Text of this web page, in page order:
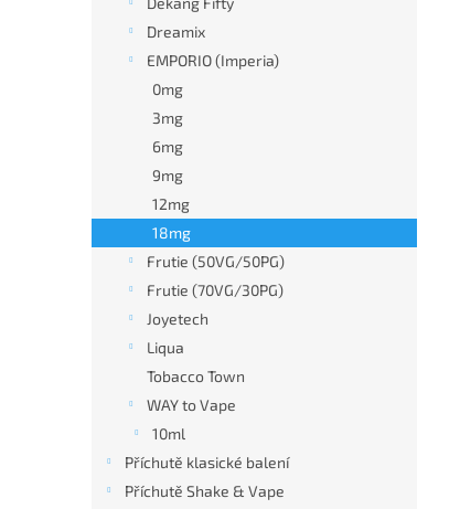
Dreamix
EMPORIO (Imperia)
0mg
3mg
6mg
9mg
12mg
18mg
Frutie (50VG/50PG)
Frutie (70VG/30PG)
Joyetech
Liqua
Tobacco Town
WAY to Vape
10ml
Příchutě klasické balení
Příchutě Shake & Vape